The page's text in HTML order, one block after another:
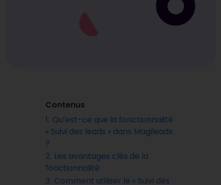
Contenus
1. Qu’est-ce que la fonctionnalité
« Suivi des leads » dans Magileads
?
2. Les avantages clés de la
fonctionnalité
3. Comment utiliser le « Suivi des